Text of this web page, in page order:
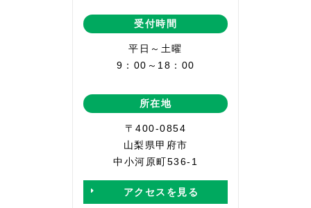
受付時間
平日～土曜
9：00～18：00
所在地
〒400-0854
山梨県甲府市
中小河原町536-1
アクセスを見る